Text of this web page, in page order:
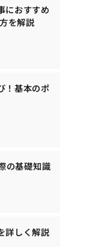
におすすめ
を解説
！基本のポ
の基礎知識
詳しく解説